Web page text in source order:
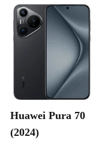
Huawei Pura 70
(2024)